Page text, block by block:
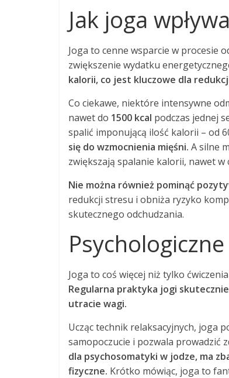
Jak joga
Joga to cenne wsparcie w procesie
zwiększenie wydatku
kalorii, co jest kluczowe dla
Co ciekawe, niektóre intensywne
nawet do 1500 kcal podczas jednej
spalić imponującą ilość kalorii – od
się do wzmocnienia mięśni. A silne
zwiększają spalanie kalorii, nawet w
Nie można również pominąć
redukcji stresu i obniża ryzyko
skutecznego odchudzania.
Joga to coś więcej niż tylko
Regularna praktyka jogi
utracie wagi.
Ucząc technik relaksacyjnych, joga
samopoczucie i pozwala prowadzić
dla psychosomatyki w jodze, ma
fizyczne. Krótko mówiąc, joga to